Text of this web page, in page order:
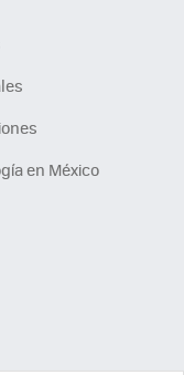
en México